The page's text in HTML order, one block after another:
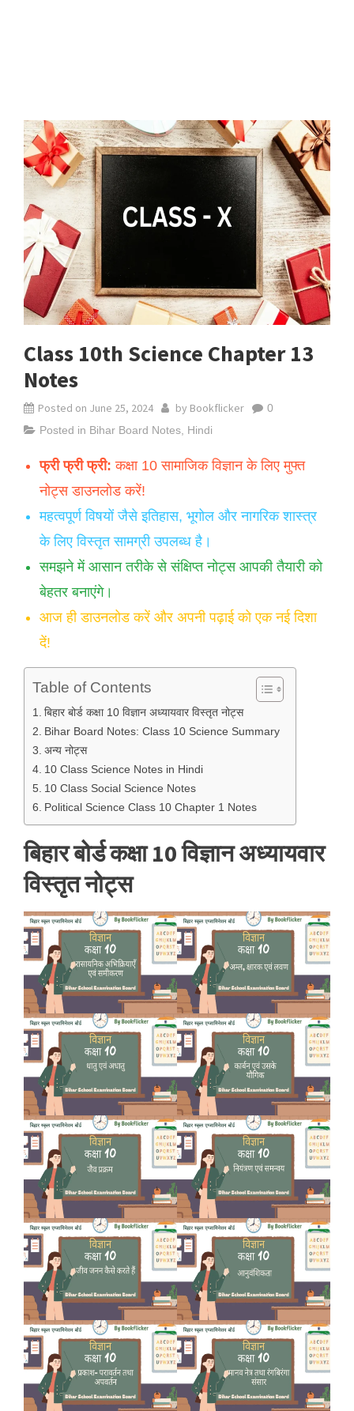
Class 10th Science Chapter 13
Notes
Posted on June 25, 2024 by Bookflicker
0
Posted in Bihar Board Notes Hindi
फ्री फ्री फ्री: कक्षा 10 सामाजिक विज्ञान के लिए मुफ्त
नोट्स डाउनलोड करें!
महत्वपूर्ण विषयों जैसे इतिहास, भूगोल और नागरिक शास्त्र
के लिए विस्तृत सामग्री उपलब्ध है।
समझने में आसान तरीके से संक्षिप्त नोट्स आपकी तैयारी को
बेहतर बनाएंगे।
आज ही डाउनलोड करें और अपनी पढ़ाई को एक नई दिशा
दें!
Table of Contents
बिहार बोर्ड कक्षा 10 विज्ञान अध्यायवार विस्तृत नोट्स
Bihar Board Notes: Class 10 Science Summary
अन्य नोट्स
10 Class Science Notes in Hindi
10 Class Social Science Notes
Political Science Class 10 Chapter 1 Notes
बिहार बोर्ड कक्षा 10 विज्ञान अध्यायवार
विस्तृत नोट्स